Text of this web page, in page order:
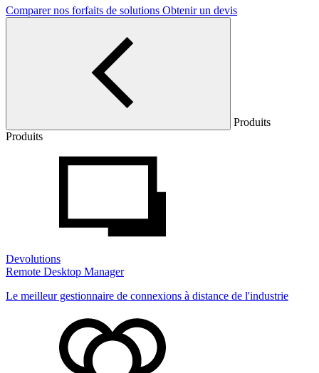
Comparer nos forfaits de solutions Obtenir un devis
Produits
Produits
Devolutions
Remote Desktop Manager
Le meilleur gestionnaire de connexions à distance de l'industrie